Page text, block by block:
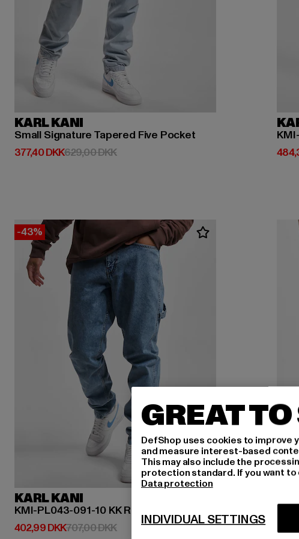
KARL KANI
Small Signature Tapered Five Pocket
377,40 DKK
Nuværende pris: 377,40 DKK
629,00 DKKKampagnepris: 629,00 DKK
-43%
KARL KANI
402,99 DKK
Nuværende pris: 402,99 DKK
707,00 DKKKampagnepris: 707,00 DKK
fra
GREAT TO
DefShop uses cookies to improve
and measure interest-based
This may also include the
protection standard. If you want to
Data protection
INDIVIDUAL SETTINGS